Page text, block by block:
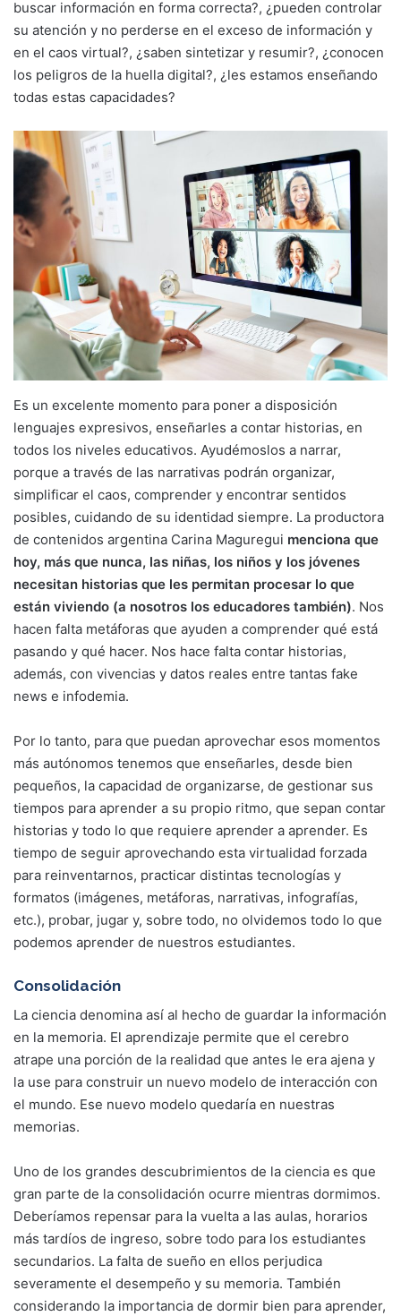
buscar información en forma correcta?, ¿pueden controlar
su atención y no perderse en el exceso de información y
en el caos virtual?, ¿saben sintetizar y resumir?, ¿conocen
los peligros de la huella digital?, ¿les estamos enseñando
todas estas capacidades?
Es un excelente momento para poner a disposición
lenguajes expresivos, enseñarles a contar historias, en
todos los niveles educativos. Ayudémoslos a narrar,
porque a través de las narrativas podrán organizar,
simplificar el caos, comprender y encontrar sentidos
posibles, cuidando de su identidad siempre. La productora
de contenidos argentina Carina Maguregui menciona que
hoy, más que nunca, las niñas, los niños y los jóvenes
necesitan historias que les permitan procesar lo que
están viviendo (a nosotros los educadores también). Nos
hacen falta metáforas que ayuden a comprender qué está
pasando y qué hacer. Nos hace falta contar historias,
además, con vivencias y datos reales entre tantas fake
news e infodemia.
Por lo tanto, para que puedan aprovechar esos momentos
más autónomos tenemos que enseñarles, desde bien
pequeños, la capacidad de organizarse, de gestionar sus
tiempos para aprender a su propio ritmo, que sepan contar
historias y todo lo que requiere aprender a aprender. Es
tiempo de seguir aprovechando esta virtualidad forzada
para reinventarnos, practicar distintas tecnologías y
formatos (imágenes, metáforas, narrativas, infografías,
etc.), probar, jugar y, sobre todo, no olvidemos todo lo que
podemos aprender de nuestros estudiantes.
Consolidación
La ciencia denomina así al hecho de guardar la información
en la memoria. El aprendizaje permite que el cerebro
atrape una porción de la realidad que antes le era ajena y
la use para construir un nuevo modelo de interacción con
el mundo. Ese nuevo modelo quedaría en nuestras
memorias.
Uno de los grandes descubrimientos de la ciencia es que
gran parte de la consolidación ocurre mientras dormimos.
Deberíamos repensar para la vuelta a las aulas, horarios
más tardíos de ingreso, sobre todo para los estudiantes
secundarios. La falta de sueño en ellos perjudica
severamente el desempeño y su memoria. También
considerando la importancia de dormir bien para aprender,